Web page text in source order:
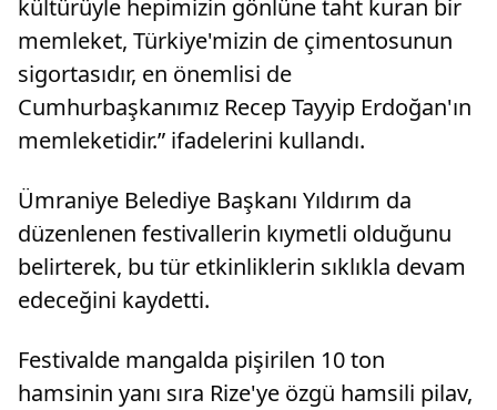
kültürüyle hepimizin gönlüne taht kuran bir
memleket, Türkiye'mizin de çimentosunun
sigortasıdır, en önemlisi de
Cumhurbaşkanımız Recep Tayyip Erdoğan'ın
memleketidir.” ifadelerini kullandı.
Ümraniye Belediye Başkanı Yıldırım da
düzenlenen festivallerin kıymetli olduğunu
belirterek, bu tür etkinliklerin sıklıkla devam
edeceğini kaydetti.
Festivalde mangalda pişirilen 10 ton
hamsinin yanı sıra Rize'ye özgü hamsili pilav,